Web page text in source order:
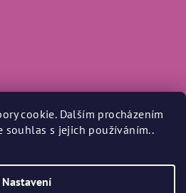
cookie. Dalším procházením
s jejich používáním..
Nastavení